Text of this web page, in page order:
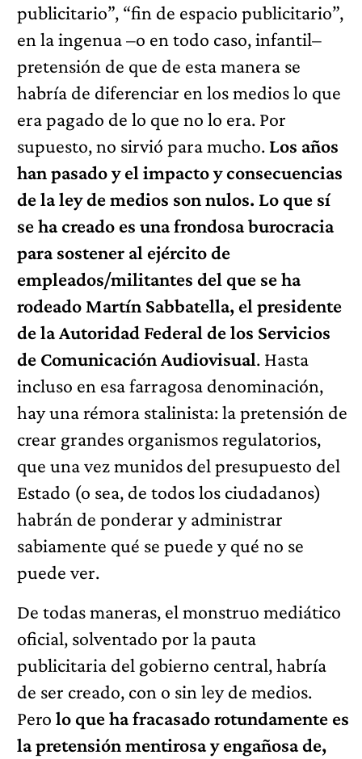
publicitario”, “fin de espacio publicitario”,
en la ingenua –o en todo caso, infantil–
pretensión de que de esta manera se
habría de diferenciar en los medios lo que
era pagado de lo que no lo era. Por
supuesto, no sirvió para mucho. Los años
han pasado y el impacto y consecuencias
de la ley de medios son nulos. Lo que sí
se ha creado es una frondosa burocracia
para sostener al ejército de
empleados/militantes del que se ha
rodeado Martín Sabbatella, el presidente
de la Autoridad Federal de los Servicios
de Comunicación Audiovisual. Hasta
incluso en esa farragosa denominación,
hay una rémora stalinista: la pretensión de
crear grandes organismos regulatorios,
que una vez munidos del presupuesto del
Estado (o sea, de todos los ciudadanos)
habrán de ponderar y administrar
sabiamente qué se puede y qué no se
puede ver.
De todas maneras, el monstruo mediático
oficial, solventado por la pauta
publicitaria del gobierno central, habría
de ser creado, con o sin ley de medios.
Pero lo que ha fracasado rotundamente es
la pretensión mentirosa y engañosa de,